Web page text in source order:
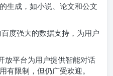
生成，如小说、论文和公文
百度强大的数据支持，为用户
放平台为用户提供智能对话
有限制，但仍广受欢迎。